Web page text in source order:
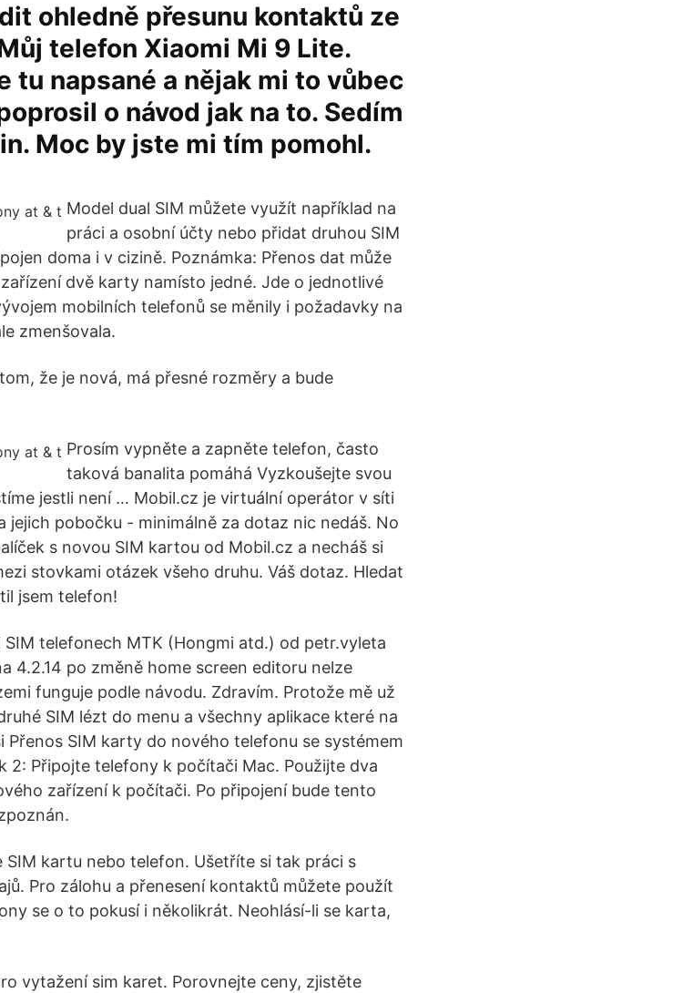
ohledně přesunu kontaktů ze
telefon Xiaomi Mi 9 Lite.
tu napsané a nějak mi to vůbec
o návod jak na to. Sedím
Moc by jste mi tím pomohl.
Model dual SIM můžete využít například na
práci a osobní účty nebo přidat druhou SIM
doma i v cizině. Poznámka: Přenos dat může
dvě karty namísto jedné. Jde o jednotlivé
mobilních telefonů se měnily i požadavky na
zmenšovala.
že je nová, má přesné rozměry a bude
Prosím vypněte a zapněte telefon, často
taková banalita pomáhá Vyzkoušejte svou
jestli není … Mobil.cz je virtuální operátor v síti
jejich pobočku - minimálně za dotaz nic nedáš. No
s novou SIM kartou od Mobil.cz a necháš si
stovkami otázek všeho druhu. Váš dotaz. Hledat
jsem telefon!
SIM telefonech MTK (Hongmi atd.) od petr.vyleta
4.2.14 po změně home screen editoru nelze
funguje podle návodu. Zdravím. Protože mě už
SIM lézt do menu a všechny aplikace které na
Přenos SIM karty do nového telefonu se systémem
2: Připojte telefony k počítači Mac. Použijte dva
zařízení k počítači. Po připojení bude tento
kartu nebo telefon. Ušetříte si tak práci s
Pro zálohu a přenesení kontaktů můžete použít
se o to pokusí i několikrát. Neohlásí-li se karta,
vytažení sim karet. Porovnejte ceny, zjistěte